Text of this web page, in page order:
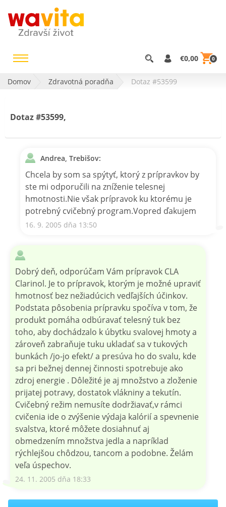
€0,00 0
Domov Zdravotná poradňa Dotaz #53599
Dotaz #53599,
Andrea, Trebišov:
Chcela by som sa spýtyť, ktorý z prípravkov by
ste mi odporučili na zníženie telesnej
hmotnosti.Nie však prípravok ku ktorému je
potrebný cvičebný program.Vopred ďakujem
16. 9. 2005 dňa 13:50
Dobrý deň, odporúčam Vám prípravok CLA
Clarinol. Je to prípravok, ktorým je možné upraviť
hmotnosť bez nežiadúcich vedľajších účinkov.
Podstata pôsobenia prípravku spočíva v tom, že
produkt pomáha odbúravať telesný tuk bez
toho, aby dochádzalo k úbytku svalovej hmoty a
zároveň zabraňuje tuku ukladať sa v tukových
bunkách /jo-jo efekt/ a presúva ho do svalu, kde
sa pri bežnej dennej činnosti spotrebuje ako
zdroj energie . Dôležité je aj množstvo a zloženie
prijatej potravy, dostatok vlákniny a tekutín.
Cvičebný režim nemusíte dodržiavať,v rámci
cvičenia ide o zvýšenie výdaja kalórií a spevnenie
svalstva, ktoré môžete dosiahnuť aj
obmedzením množstva jedla a napríklad
rýchlejšou chôdzou, tancom a podobne. Želám
veľa úspechov.
24. 11. 2005 dňa 18:33